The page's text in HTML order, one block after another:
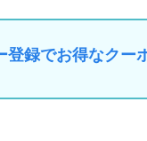
録でお得なクー